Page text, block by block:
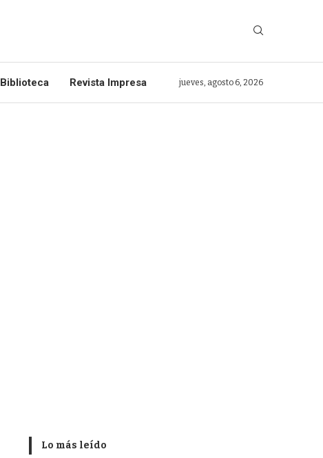
Biblioteca Revista Impresa jueves, agosto 6, 2026
Lo más leído